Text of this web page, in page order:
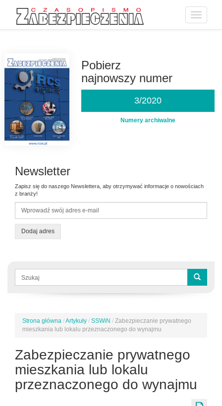
Toggle
Pobierz
najnowszy numer
3/2020
Numery archiwalne
Newsletter
Zapisz się do naszego Newslettera, aby otrzymywać informacje o nowościach
z branży!
Dodaj adres
Formularz
wyszukiwania
Jesteś
tutaj
Strona główna /Artykuły / SSWiN / Zabezpieczanie prywatnego
mieszkania lub lokalu przeznaczonego do wynajmu
Zabezpieczanie prywatnego
mieszkania lub lokalu
przeznaczonego do wynajmu